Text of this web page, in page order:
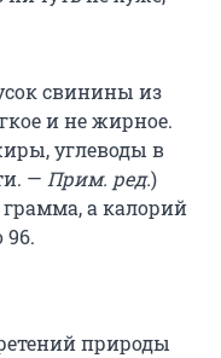
свинины из
и не жирное.
углеводы в
— Прим. ред.)
а калорий
96.
природы